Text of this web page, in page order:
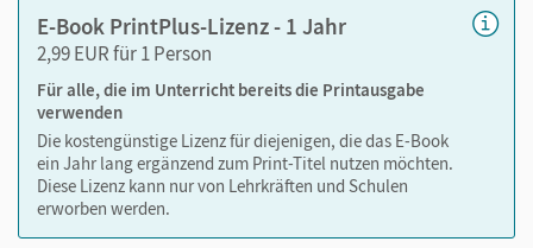
zoomen
Die Medien sind wichtige Bestandteile dieses E-Books. Sie
sind seitengenau platziert, damit Sie und Ihre Schüler/-innen
jederzeit unkompliziert darauf zugreifen können. So
gestalten Sie das Lehren und Lernen zeitsparend und
abwechslungsreich. Kein Medienwechsel! Kein
zeitaufwendiges Suchen!
E-Book PrintPlus-Lizenz - 1 Jahr
2,99 EUR für 1 Person
Für alle, die im Unterricht bereits die Printausgabe
verwenden
Die kostengünstige Lizenz für diejenigen, die das E-Book
ein Jahr lang ergänzend zum Print-Titel nutzen möchten.
Diese Lizenz kann nur von Lehrkräften und Schulen
erworben werden.